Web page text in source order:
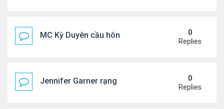
MC Kỳ Duyên cầu hôn lại chồng cũ
0
Replies
Jennifer Garner rạng rỡ bên bạn trai kém 6 tuổi
0
Replies